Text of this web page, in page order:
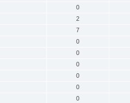
0
2
7
0
0
0
0
0
0